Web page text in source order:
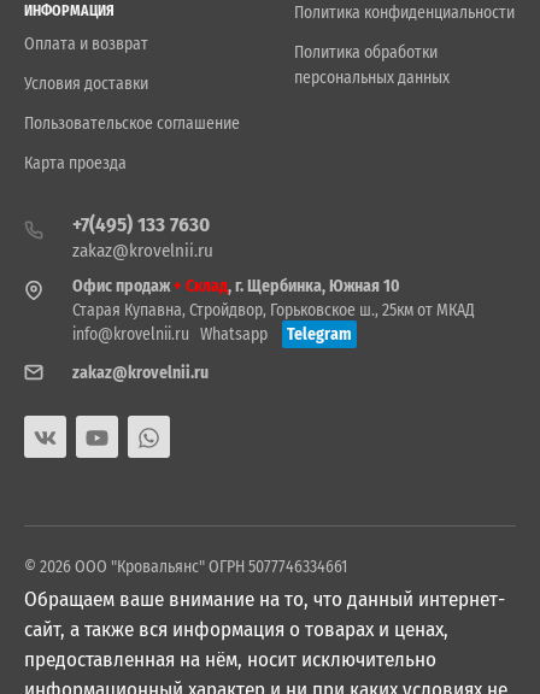
ИНФОРМАЦИЯ
Оплата и возврат
Условия доставки
Пользовательское соглашение
Карта проезда
Политика конфиденциальности
Политика обработки
персональных данных
+7(495) 133 7630
zakaz@krovelnii.ru
Офис продаж+ Склад, г. Щербинка, Южная 10
Старая Купавна, Стройдвор, Горьковское ш., 25км от МКАД
info@krovelnii.ru Whatsapp
Telegram
zakaz@krovelnii.ru
© 2026 ООО "Кровальянс" ОГРН 5077746334661
Обращаем ваше внимание на то, что данный интернет-
сайт, а также вся информация о товарах и ценах,
предоставленная на нём, носит исключительно